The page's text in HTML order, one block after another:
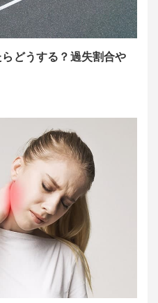
どうする？過失割合や